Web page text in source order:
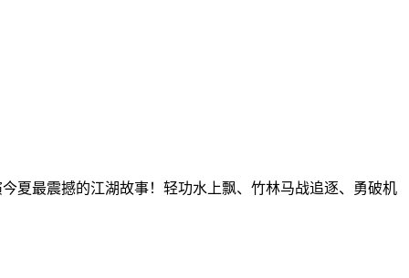
夏最震撼的江湖故事！轻功水上飘、竹林马战追逐、勇破机